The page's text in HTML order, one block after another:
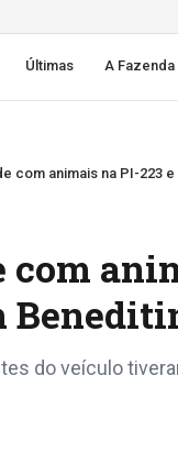
Últimas A Fazenda
com animais na PI-223
do veículo